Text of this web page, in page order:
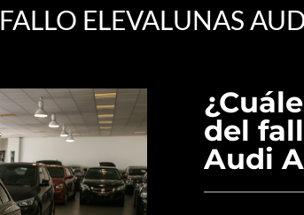
FALLO ELEVALUNAS
del
Audi